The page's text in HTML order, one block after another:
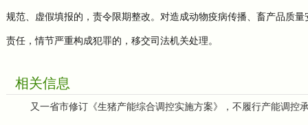
规范、虚假填报的，责令限期整改。对造成动物疫病传播、畜产品质
责任，情节严重构成犯罪的，移交司法机关处理。
相关信息
又一省市修订《生猪产能综合调控实施方案》，不履行产能调控